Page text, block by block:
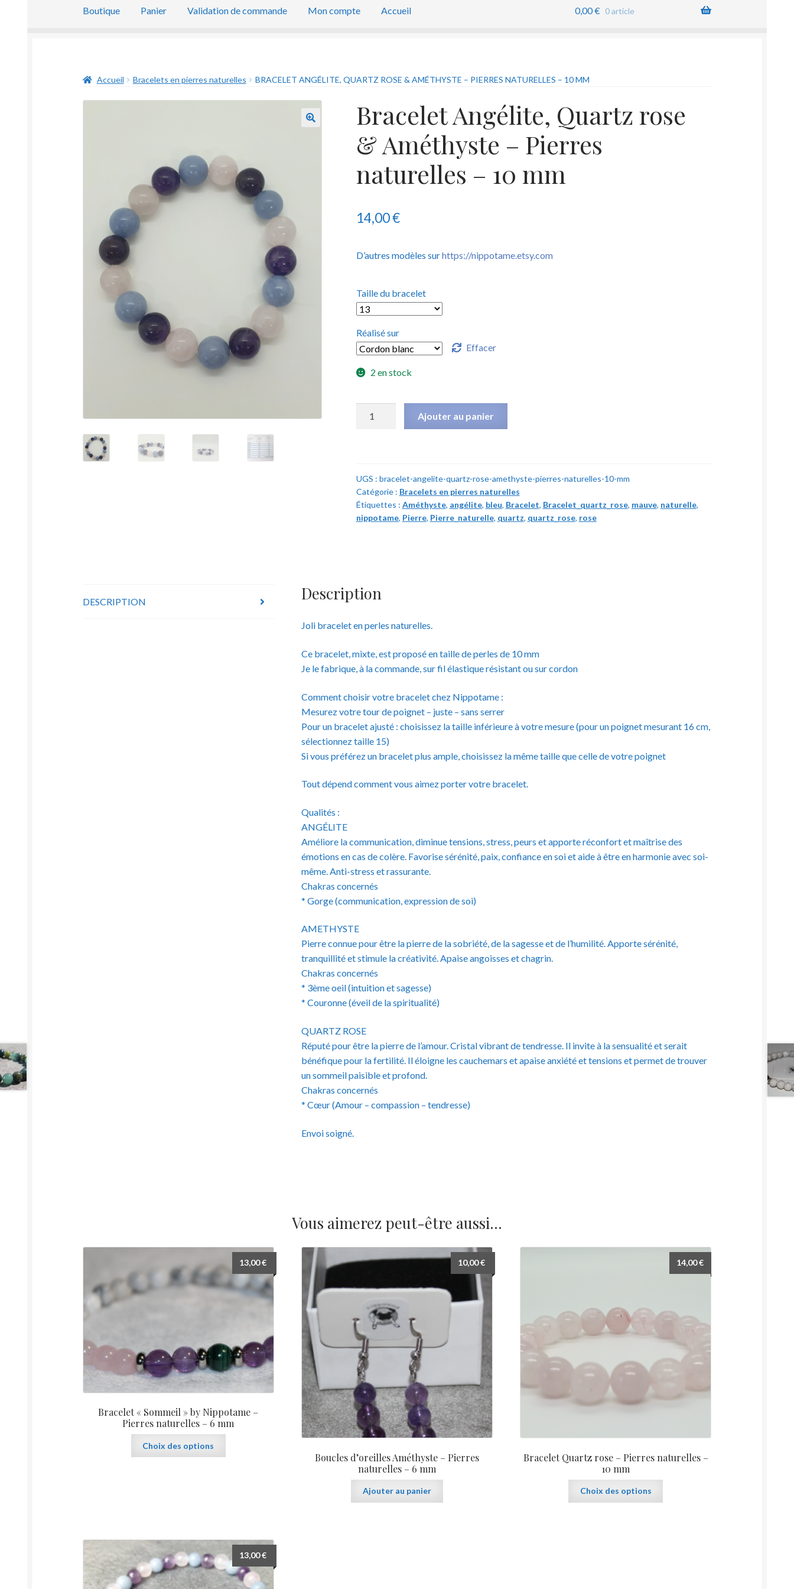
Boutique Panier Validation de commande Mon compte Accueil 0,00€ 0 article
Accueil Bracelets en pierres naturelles BRACELET ANGÉLITE, QUARTZ ROSE & AMÉTHYSTE – PIERRES NATURELLES – 10 MM
Bracelet Angélite, Quartz rose
& Améthyste – Pierres
naturelles – 10 mm
14,00€
D’autres modèles surhttps://nippotame.etsy.com
Taille du bracelet
Réalisé sur
Effacer
2 en stock
rose
&
Améthyste
10
mm
Ajouter au panier
UGS : bracelet-angelite-quartz-rose-amethyste-pierres-naturelles-10-mm
Catégorie : Bracelets en pierres naturelles
Étiquettes : Améthyste, angélite, bleu, Bracelet, Bracelet_quartz_rose, mauve, naturelle,
nippotame, Pierre, Pierre_naturelle, quartz, quartz_rose, rose
DESCRIPTION Description
Joli bracelet en perles naturelles.
Ce bracelet, mixte, est proposé en taille de perles de 10 mm
Je le fabrique, à la commande, sur fil élastique résistant ou sur cordon
Comment choisir votre bracelet chez Nippotame :
Mesurez votre tour de poignet – juste – sans serrer
Pour un bracelet ajusté : choisissez la taille inférieure à votre mesure (pour un poignet mesurant 16 cm,
sélectionnez taille 15)
Si vous préférez un bracelet plus ample, choisissez la même taille que celle de votre poignet
Tout dépend comment vous aimez porter votre bracelet.
Qualités :
ANGÉLITE
Améliore la communication, diminue tensions, stress, peurs et apporte réconfort et maîtrise des
émotions en cas de colère. Favorise sérénité, paix, confiance en soi et aide à être en harmonie avec soi-
même. Anti-stress et rassurante.
Chakras concernés
* Gorge (communication, expression de soi)
AMETHYSTE
Pierre connue pour être la pierre de la sobriété, de la sagesse et de l’humilité. Apporte sérénité,
tranquillité et stimule la créativité. Apaise angoisses et chagrin.
Chakras concernés
* 3ème oeil (intuition et sagesse)
* Couronne (éveil de la spiritualité)
QUARTZ ROSE
Réputé pour être la pierre de l’amour. Cristal vibrant de tendresse. Il invite à la sensualité et serait
bénéfique pour la fertilité. Il éloigne les cauchemars et apaise anxiété et tensions et permet de trouver
un sommeil paisible et profond.
Chakras concernés
* Cœur (Amour – compassion – tendresse)
Envoi soigné.
Vous aimerez peut-être aussi…
Bracelet « Sommeil » by Nippotame –
Pierres naturelles – 6 mm
13,00€
Choix des options
être
choisies
sur
la
Boucles d’oreilles Améthyste – Pierres
naturelles – 6 mm
10,00€
Ajouter au panier
Bracelet Quartz rose – Pierres naturelles –
10 mm
14,00€
Choix des options
13,00€